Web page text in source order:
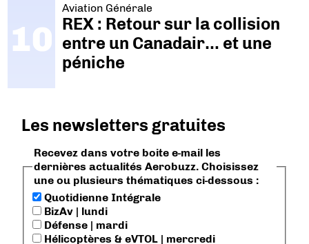
Aviation Générale
REX : Retour sur la collision
entre un Canadair… et une
péniche
Les newsletters gratuites
Recevez dans votre boite e-mail les
dernières actualités Aerobuzz. Choisissez
une ou plusieurs thématiques ci-dessous :
Quotidienne Intégrale
BizAv | lundi
Défense | mardi
Hélicoptères & eVTOL | mercredi